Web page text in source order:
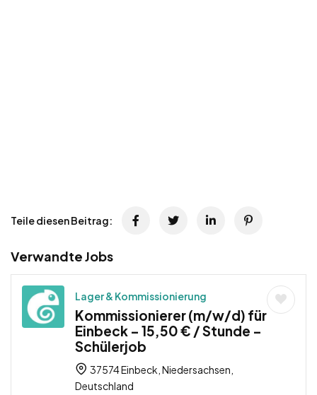
Teile diesen Beitrag:
Verwandte Jobs
Lager & Kommissionierung
Kommissionierer (m/w/d) für
Einbeck – 15,50 € / Stunde –
Schülerjob
37574 Einbeck, Niedersachsen,
Deutschland